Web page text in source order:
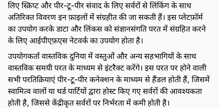
लिए स्क्रिप्ट और पीर-टू-पीर संवाद के लिए सर्वरों से लिंकिंग के साथ
अतिरिक्त विवरण इन फ़ाइलों में संग्रहीत की जा सकती हैं। इस प्लेटफ़ॉर्म
का उपयोग करके डाटा और लिंकस को संज्ञानसंगति परत में संग्रहित करने
के लिए आईपीएफ़एस नेटवर्क का उपयोग होता है।
उपयोगकर्ता वास्तविक दुनिया में वस्तुओं और अन्य सहभागियों के साथ
वास्तविक समयी परत के माध्यम से इंटरैक्ट करेंगे। इस परत पर होने वाली
सभी परतिक्रियाएं पीर-टू-पीर कनेक्शन के माध्यम से हैंडल होती हैं, जिसमें
स्वामित्व वालों या थर्ड पार्टियों द्वारा होस्ट किए गए सर्वरों की आवश्यकता
होती है, जिससे केंद्रीकृत सर्वरों पर निर्भरता में कमी होती है।